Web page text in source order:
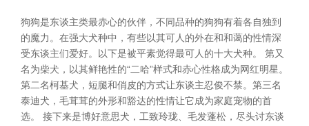
狗狗是东谈主类最赤心的伙伴，不同品种的狗狗有着各自独到
的魔力。在强大犬种中，有些以其可人的外在和和蔼的性情深
受东谈主们爱好。以下是被平素觉得最可人的十大犬种。 第又
名为柴犬，以其鲜艳性的“二哈”样式和赤心性格成为网红明星。
第二名柯基犬，短腿和俏皮的方式让东谈主忍俊不禁。第三名
泰迪犬，毛茸茸的外形和豁达的性情让它成为家庭宠物的首
选。 接下来是博好意思犬，工致玲珑、毛发蓬松，尽头讨东谈